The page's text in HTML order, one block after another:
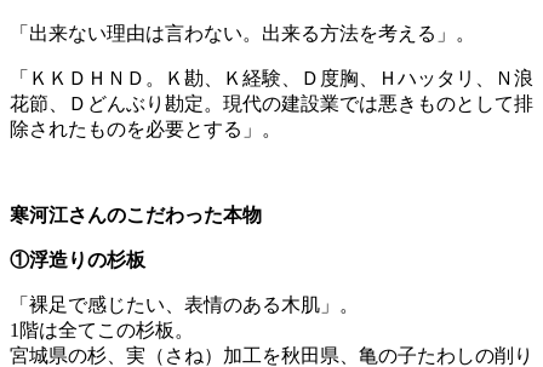
「出来ない理由は言わない。出来る方法を考える」。
「ＫＫＤＨＮＤ。Ｋ勘、Ｋ経験、Ｄ度胸、Ｈハッタリ、Ｎ浪
花節、Ｄどんぶり勘定。現代の建設業では悪きものとして排
除されたものを必要とする」。
寒河江さんのこだわった本物
①浮造りの杉板
「裸足で感じたい、表情のある木肌」。
1階は全てこの杉板。
宮城県の杉、実（さね）加工を秋田県、亀の子たわしの削り